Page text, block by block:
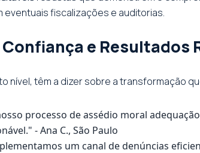
fiscalizações e auditorias.
e Resultados
nível, têm a dizer sobre a transformação
processo de assédio moral
- Ana C., São Paulo
um canal de denúncias